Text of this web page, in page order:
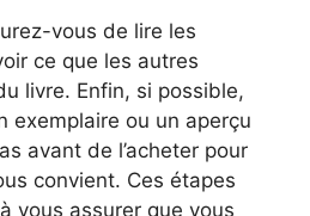
vous de lire les
ce que les autres
livre. Enfin, si possible,
exemplaire ou un aperçu
avant de l’acheter pour
convient. Ces étapes
vous assurer que vous